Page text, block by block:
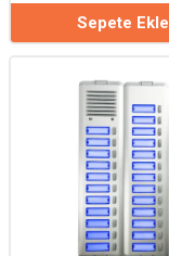
Sepete Ekle